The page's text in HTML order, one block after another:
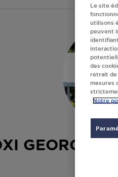
GEORGES
Le site
utilisons
peuvent
des
retrait de
mesures
Notre